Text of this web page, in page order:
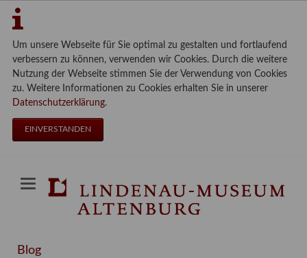
Um unsere Webseite für Sie optimal zu gestalten und fortlaufend
verbessern zu können, verwenden wir Cookies. Durch die weitere
Nutzung der Webseite stimmen Sie der Verwendung von Cookies
zu. Weitere Informationen zu Cookies erhalten Sie in unserer
Datenschutzerklärung.
EINVERSTANDEN
Blog